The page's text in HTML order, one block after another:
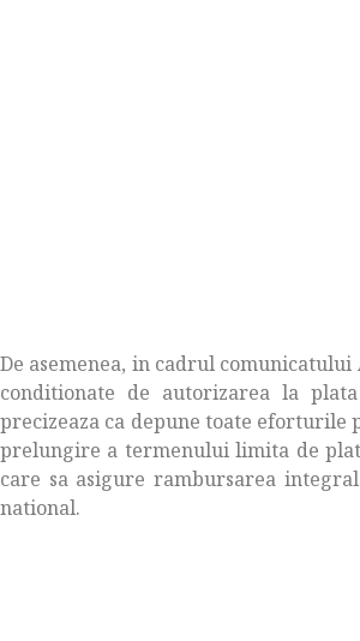
De asemenea, in cadrul
conditionate de autorizarea la
precizeaza ca depune toate
prelungire a termenului limita de
care sa asigure rambursarea
national.